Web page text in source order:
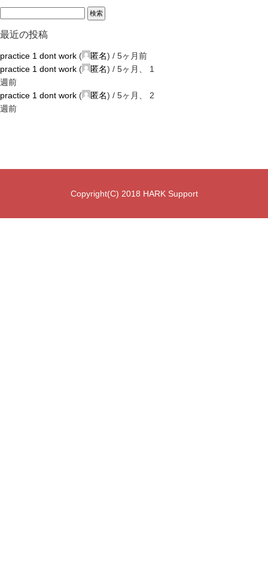
最近の投稿
practice 1 dont work ( 匿名) / 5ヶ月前
practice 1 dont work ( 匿名) / 5ヶ月、 1
週前
practice 1 dont work ( 匿名) / 5ヶ月、 2
週前
Copyright(C) 2018 HARK Support